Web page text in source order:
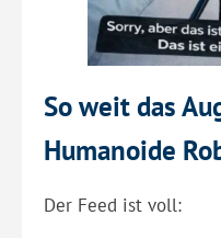
So weit das
Humanoide
Der Feed ist voll: